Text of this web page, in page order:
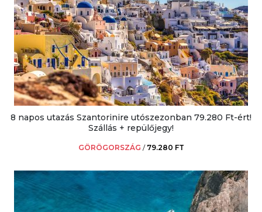
8 napos utazás Szantorinire utószezonban 79.280 Ft-ért!
Szállás + repülőjegy!
GÖRÖGORSZÁG / 79.280 FT